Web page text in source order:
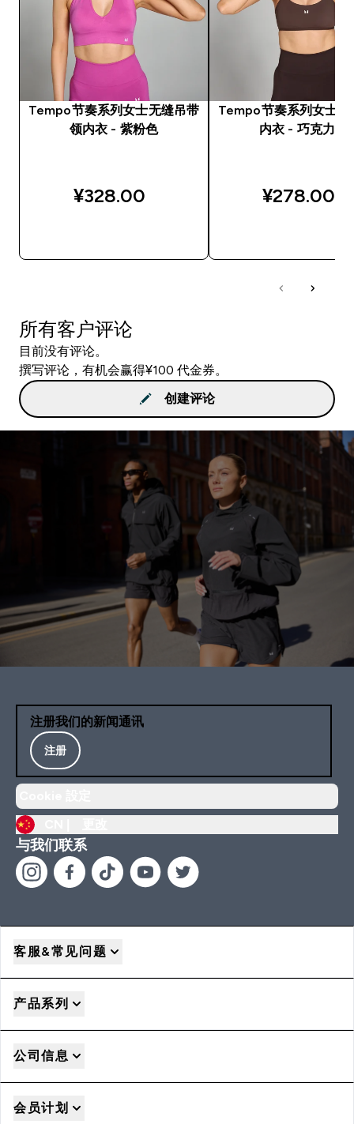
Tempo节奏系列女士无缝吊带
领内衣 - 紫粉色
¥328.00‎
Tempo节奏系列女士背
内衣 - 巧克力色
¥278.00‎
所有客户评论
目前没有评论。
撰写评论，有机会赢得¥100 代金券。
创建评论
注册我们的新闻通讯
注册
与我们联系
客服&常见问题
产品系列
公司信息
会员计划